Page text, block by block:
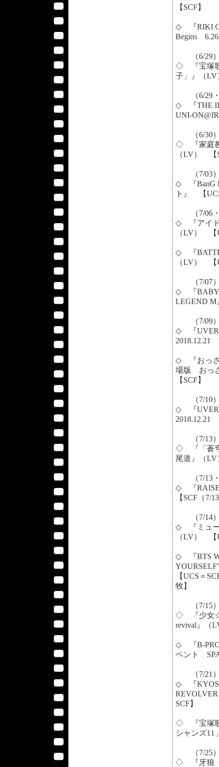
【SCF】
◇ 『RIKI
Begins
（6/29
◇ 『宝塚
子」』（
（6/29・
◇ 『THE
UNI-
（6/30
◇ 『家庭教
（LV） 【
（7/03
◇ 『BanG
ト』 【
（7/06・
◇ 『アイド
（LV） 【
◇ 『
（LV） 【
（7/07
◇ 『
LEGEND
（7/09
◇ 『
2018.12.21
◇ 『おっ
場版 おっ
【SCF】
（7/10
◇ 『
2018.12.21
（7/13
◇ 『「蒼穹
尾道』（
（7/13・
◇ 『RAISE
【SCF（7/
（7/14
◇ 『ミュ
（LV） 【
◇ 『BTS
【UCS＝
牧】
（7/15
◇ 『少女☆
revival』（
◇ 『B-
ベント
（7/21
◇ 『
SCF】
◇ 『宝塚
シャンズ
（7/25
◇ 『牙狼